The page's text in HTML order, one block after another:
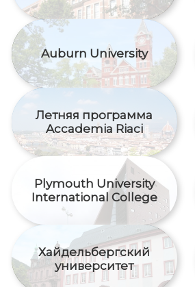
Auburn University
Летняя программа
Accademia Riaci
Plymouth University
International College
Хайдельбергский
университет